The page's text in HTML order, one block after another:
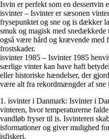
Isvin er perfekt som en dessertvin
isvinter – Isvinter er sæsonen
frysepunktet og sne og is dækker
smuk og magisk med
også være hård og krævende med
frostskader.
isvinter 1985 – Isvinter 1985
særlige vinter kan have haft
eller historiske hændelser, der
være alt fra rekordmængder af sne
1. isvinter i Danmark: Isvinter i
vinteren, hvor temperaturerne
vandløb fryser til is. Isvinteren
isformationer og giver mulighed
isfiskeri.